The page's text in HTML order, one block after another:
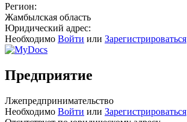
Регион:
Жамбылская область
Юридический адрес:
Необходимо Войти или Зарегистрироваться
Предприятие
Лжепредпринимательство
Необходимо Войти или Зарегистрироваться